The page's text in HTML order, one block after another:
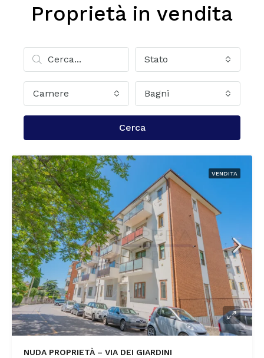
Proprietà in vendita
Stato
Camere Bagni
Cerca
VENDITA
NUDA PROPRIETÀ – VIA DEI GIARDINI